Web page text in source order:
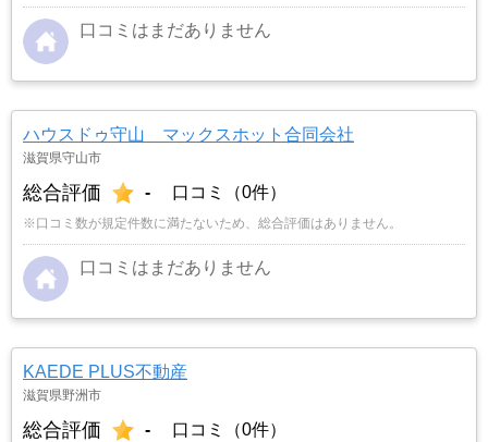
口コミはまだありません
ハウスドゥ守山 マックスホット合同会社
滋賀県守山市
総合評価 - 口コミ（0件）
※口コミ数が規定件数に満たないため、総合評価はありません。
口コミはまだありません
KAEDE PLUS不動産
滋賀県野洲市
総合評価 - 口コミ（0件）